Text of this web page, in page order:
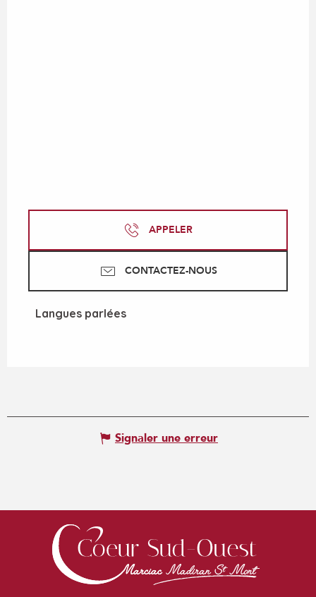
APPELER
CONTACTEZ-NOUS
Langues parlées
Langues parlées
Signaler une erreur